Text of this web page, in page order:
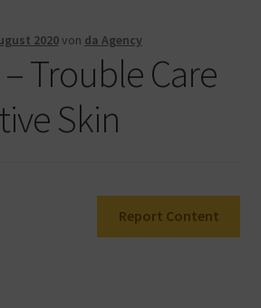
2020von da Agency
Trouble Care
Skin
Report Content